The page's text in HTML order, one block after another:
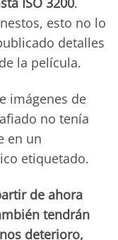
esto no lo
detalles
la película.
imágenes de
no tenía
en un
etiquetado.
de ahora
tendrán
deterioro,